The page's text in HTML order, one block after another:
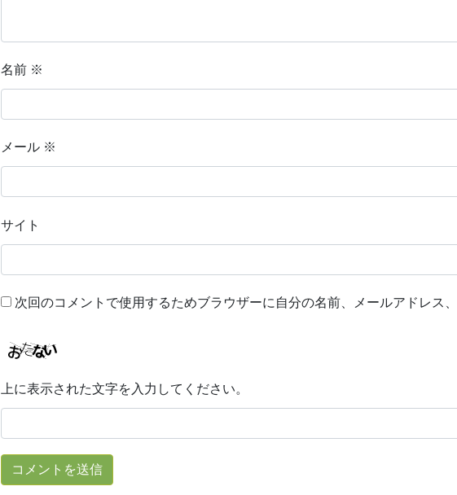
名前 ※
メール ※
サイト
次回のコメントで使用するためブラウザーに自分の名前、メールアドレス
上に表示された文字を入力してください。